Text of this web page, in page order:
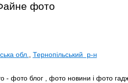
фото
обл.
Тернопільський р-н
- фото блог , фото новини і фото